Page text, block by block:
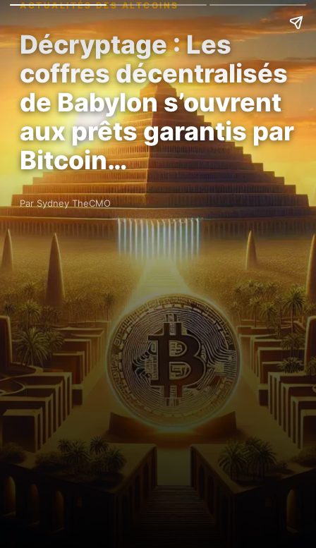
ACTUALITÉS DES ALTCOINS
Décryptage : Les
coffres décentralisés
de Babylon s’ouvrent
aux prêts garantis par
Bitcoin…
Par Sydney TheCMO